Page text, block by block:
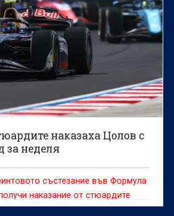
наказаха Цолов с
за неделя
състезание във Формула
наказание от стюардите